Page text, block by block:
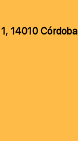
14010 Córdoba